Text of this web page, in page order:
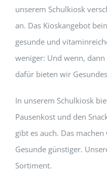
unserem Schulkiosk
an. Das Kioskangebot
gesunde und
weniger: Und wenn,
dafür bieten wir
In unserem Schulkiosk
Pausenkost und den
gibt es auch. Das
Gesunde günstiger.
Sortiment.